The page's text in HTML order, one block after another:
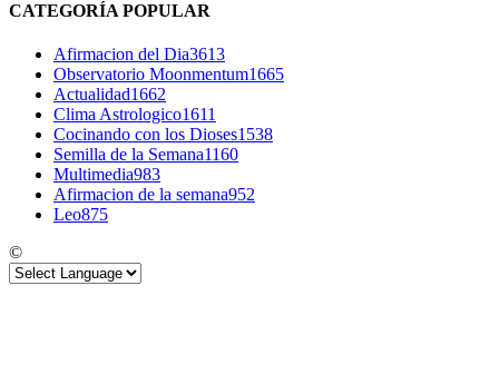
CATEGORÍA POPULAR
Afirmacion del Dia3613
Observatorio Moonmentum1665
Actualidad1662
Clima Astrologico1611
Cocinando con los Dioses1538
Semilla de la Semana1160
Multimedia983
Afirmacion de la semana952
Leo875
©